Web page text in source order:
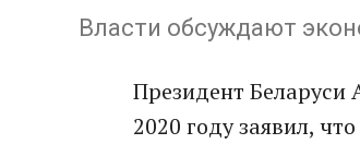
Власти обсуждают
Президент Беларуси
2020 году заявил,